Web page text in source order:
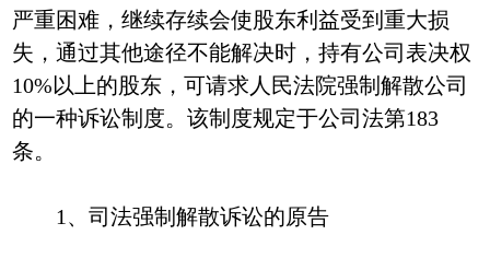
严重困难，继续存续会使股东利益受到重大损
失，通过其他途径不能解决时，持有公司表决权
10%以上的股东，可请求人民法院强制解散公司
的一种诉讼制度。该制度规定于公司法第183
条。
1、司法强制解散诉讼的原告